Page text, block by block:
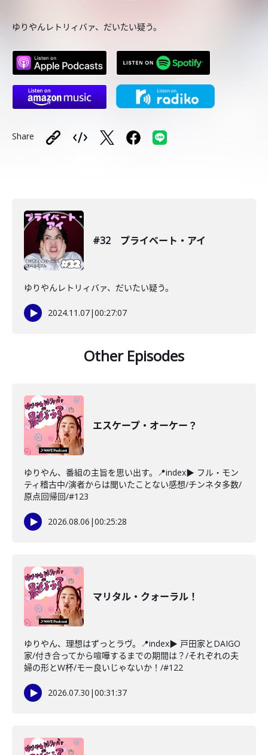
ゆりやんレトリィバァ、だいたい疑う。
Share
#32 プライベート・アイ
ゆりやんレトリィバァ、だいたい疑う。
2024.11.07|00:27:07
Other Episodes
エスケープ・オーケー？
ゆりやん、番組の主旨を思い出す。📍index▶ フル・モン
ティ稽古中/演者からは聞いたことない感想/チンネタ多数/
原点回帰回/#123
2026.08.06 |00:25:28
マリタル・クォーラル！
ゆりやん、理想はずっとラヴ。📍index▶ 戸田家とDAIGO
家/付き合ってから喧嘩するまでの期間は？/それぞれの夫
婦の形とW杯/モー良いじゃないか！/#122
2026.07.30 |00:31:37